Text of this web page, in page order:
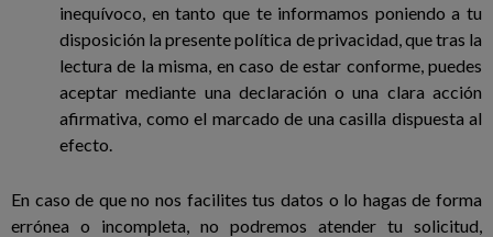
inequívoco, en tanto que te informamos poniendo a tu
disposición la presente política de privacidad, que tras la
lectura de la misma, en caso de estar conforme, puedes
aceptar mediante una declaración o una clara acción
afirmativa, como el marcado de una casilla dispuesta al
efecto.
En caso de que no nos facilites tus datos o lo hagas de forma
errónea o incompleta, no podremos atender tu solicitud,